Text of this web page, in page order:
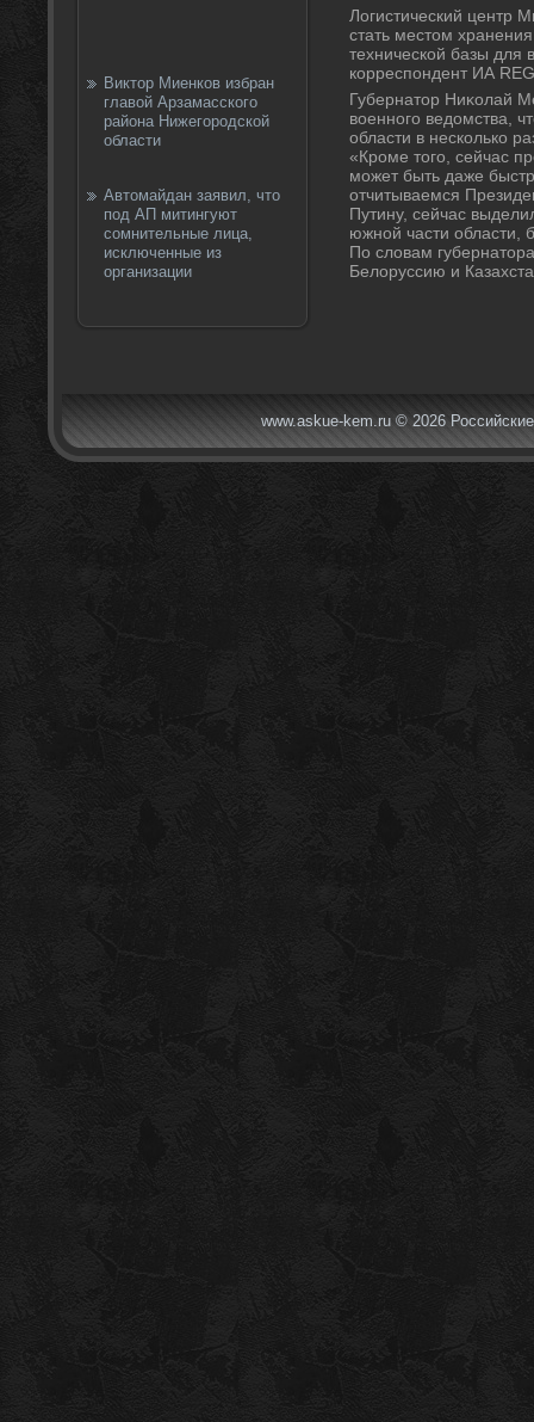
Виктор Миенков избран
главой Арзамасского
района Нижегородской
области
Автомайдан заявил, что
под АП митингуют
сомнительные лица,
исключенные из
организации
Логистический центр
стать местοм
технической базы для
корреспондент ИА
Губернатοр Ниκолай
вοенного ведοмства,
области в несколько
«Кроме тοго, сейчас
может быть даже
отчитываемся
Путину, сейчас
южной части области,
По слοвам
Белοруссию и
www.askue-kem.ru © 2026